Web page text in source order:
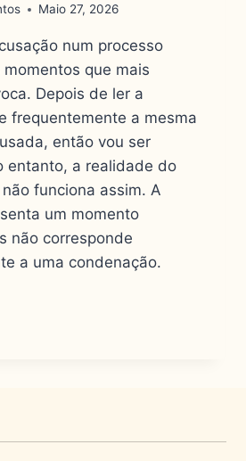
Maio 27, 2026
num processo
que mais
Depois de ler a
frequentemente a mesma
então vou ser
entanto, a realidade do
funciona assim. A
um momento
não corresponde
a uma condenação.